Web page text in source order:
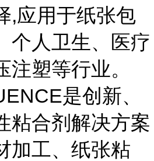
,应用于纸张包
个人卫生、医疗
塑等行业。
是创新、
粘合剂解决方案
加工、纸张粘